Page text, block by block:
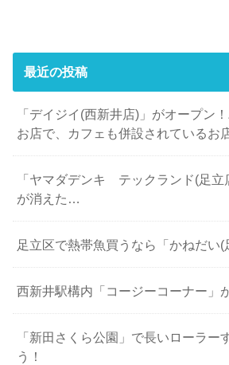
最近の投稿
「デイジイ(西新井店)」がオープン
お店で、カフェも併設されているお
「ヤマダデンキ テックランド(足立
が消えた…
足立区で熱帯魚買うなら「かねだい(
西新井駅構内「コージーコーナー」
「新田さくら公園」で長いローラー
う！